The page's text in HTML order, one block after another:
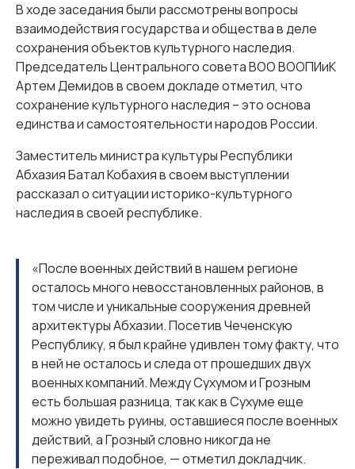
В ходе заседания были рассмотрены вопросы
взаимодействия государства и общества в деле
сохранения объектов культурного наследия.
Председатель Центрального совета ВОО ВООПИиК
Артем Демидов в своем докладе отметил, что
сохранение культурного наследия – это основа
единства и самостоятельности народов России.
Заместитель министра культуры Республики
Абхазия Батал Кобахия в своем выступлении
рассказал о ситуации историко-культурного
наследия в своей республике.
«После военных действий в нашем регионе
осталось много невосстановленных районов, в
том числе и уникальные сооружения древней
архитектуры Абхазии. Посетив Чеченскую
Республику, я был крайне удивлен тому факту, что
в ней не осталось и следа от прошедших двух
военных компаний. Между Сухумом и Грозным
есть большая разница, так как в Сухуме еще
можно увидеть руины, оставшиеся после военных
действий, а Грозный словно никогда не
переживал подобное, — отметил докладчик.